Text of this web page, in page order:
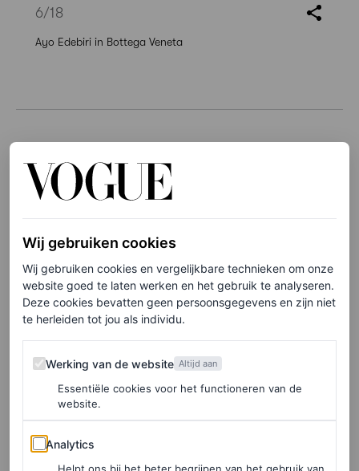
6/18
Ayo Edebiri in Bottega Veneta
Wij gebruiken cookies
Wij gebruiken cookies en vergelijkbare technieken om onze
website goed te laten werken en het gebruik te analyseren.
Deze cookies bevatten geen persoonsgegevens en zijn niet
te herleiden tot jou als individu.
Werking van de website
Werking van de website Altijd aan
Essentiële cookies voor het functioneren van de
website.
Analytics
Analytics